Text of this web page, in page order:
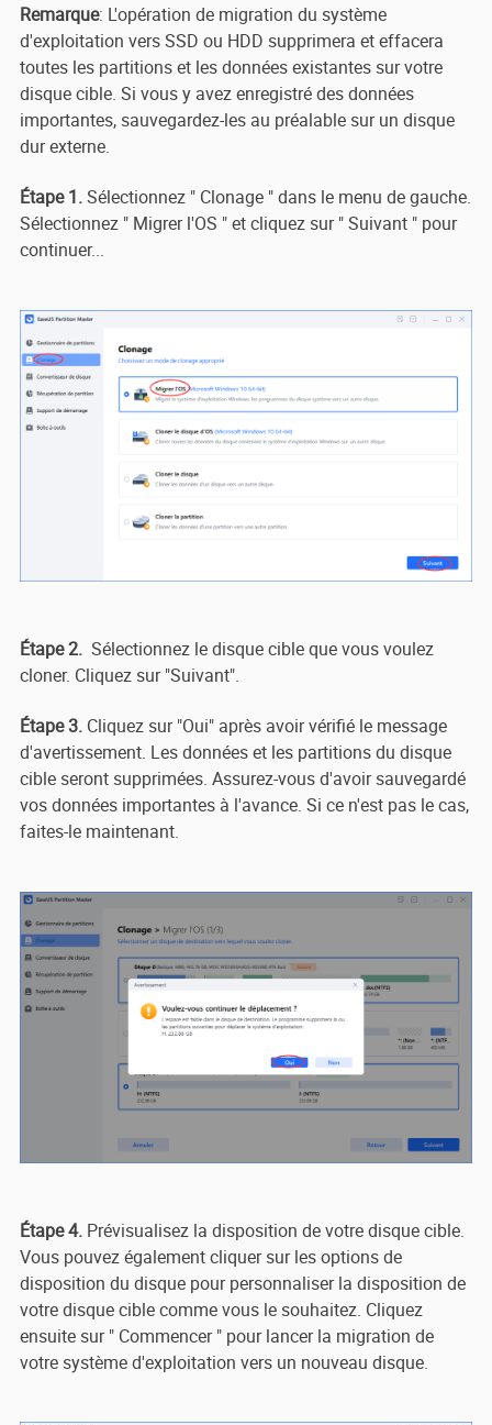
Remarque: L'opération de migration du système
d'exploitation vers SSD ou HDD supprimera et effacera
toutes les partitions et les données existantes sur votre
disque cible. Si vous y avez enregistré des données
importantes, sauvegardez-les au préalable sur un disque
dur externe.
Étape 1.Sélectionnez " Clonage " dans le menu de gauche.
Sélectionnez " Migrer l'OS " et cliquez sur " Suivant " pour
continuer...
Étape 2. Sélectionnez le disque cible que vous voulez
cloner. Cliquez sur "Suivant".
Étape 3.Cliquez sur "Oui" après avoir vérifié le message
d'avertissement. Les données et les partitions du disque
cible seront supprimées. Assurez-vous d'avoir sauvegardé
vos données importantes à l'avance. Si ce n'est pas le cas,
faites-le maintenant.
Étape 4.Prévisualisez la disposition de votre disque cible.
Vous pouvez également cliquer sur les options de
disposition du disque pour personnaliser la disposition de
votre disque cible comme vous le souhaitez. Cliquez
ensuite sur " Commencer " pour lancer la migration de
votre système d'exploitation vers un nouveau disque.